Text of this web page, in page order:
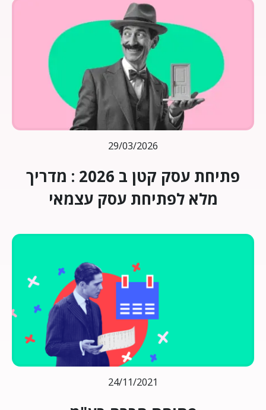
29/03/2026
פתיחת עסק קטן ב 2026 : מדריך
מלא לפתיחת עסק עצמאי
24/11/2021